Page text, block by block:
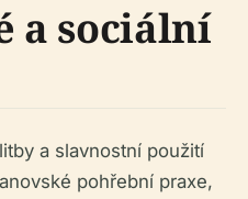
a sociální
a slavnostní použití
pohřební praxe,